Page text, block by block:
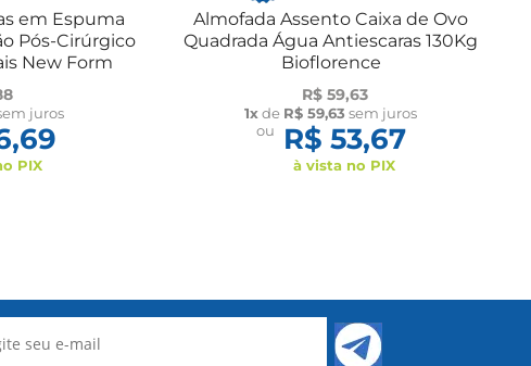
em Espuma
Pós-Cirúrgico
New Form
juros
PIX
Almofada Assento Caixa de Ovo
Quadrada Água Antiescaras 130Kg
Bioflorence
R$ 59,63
1xde R$ 59,63 sem juros
ou
R$ 53,67
à vista no PIX